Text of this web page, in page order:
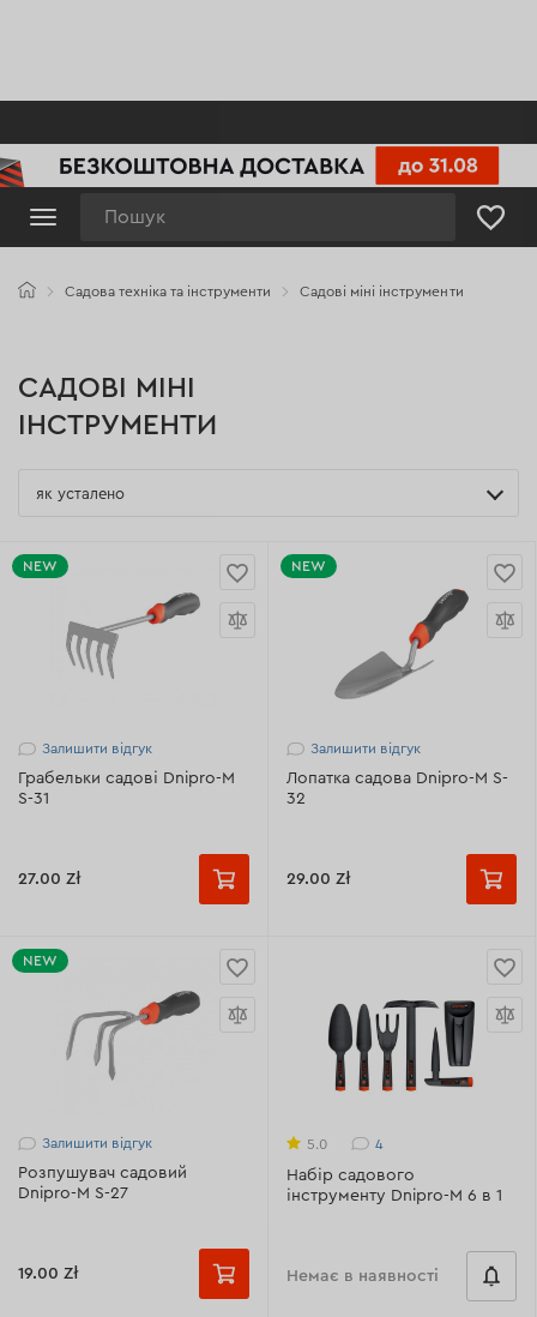
Садова техніка та інструменти Садові міні інструменти
САДОВІ МІНІ
ІНСТРУМЕНТИ
як усталено
Залишити відгук
Грабельки садові Dnipro-M
S-31
27.00 Zł
NEW
Залишити відгук
Лопатка садова Dnipro-M S-
32
29.00 Zł
NEW
Залишити відгук
Розпушувач садовий
Dnipro-M S-27
19.00 Zł
NEW
5.0 4
Набір садового
інструменту Dnipro-M 6 в 1
Немає в наявності